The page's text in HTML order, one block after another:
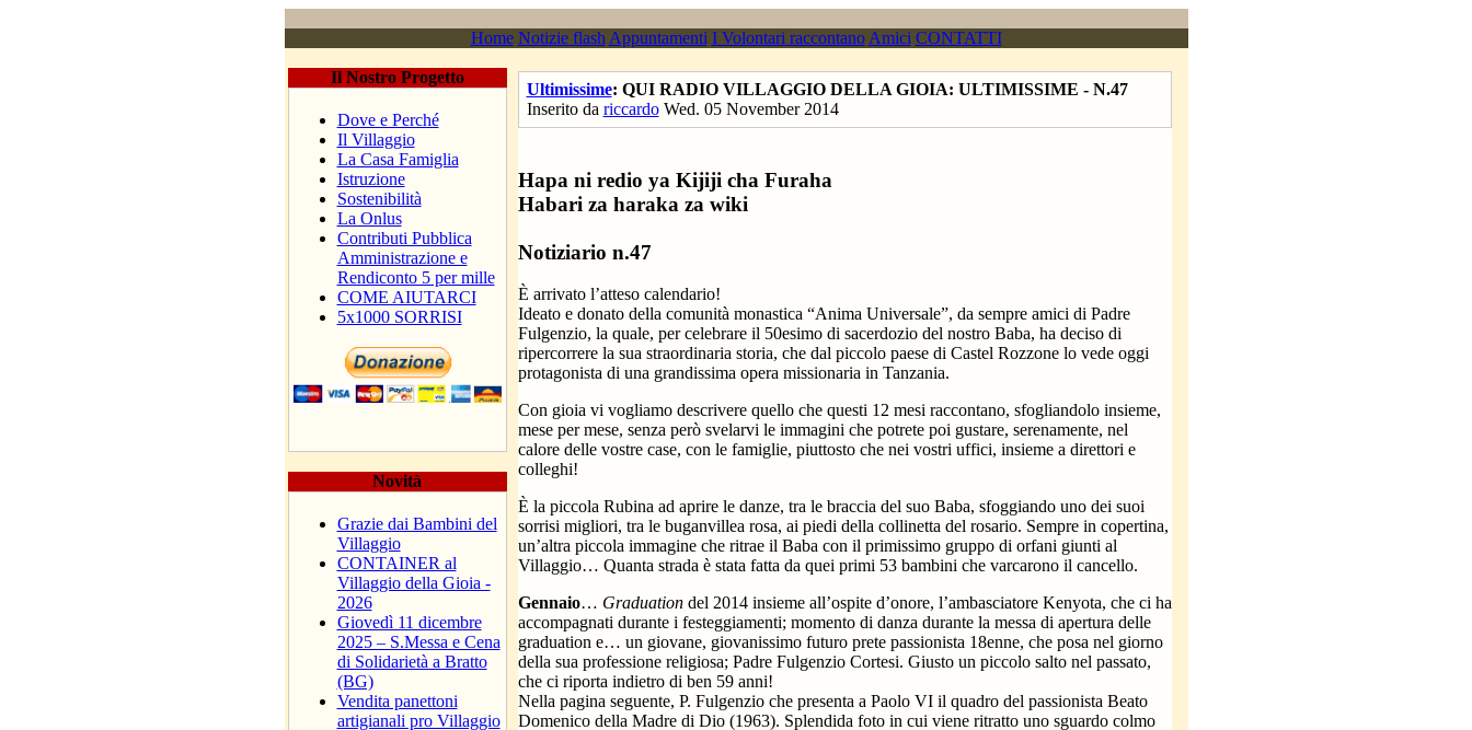
Home Notizie flash Appuntamenti I Volontari raccontano Amici CONTATTI
Il Nostro Progetto
Dove e Perché
Il Villaggio
La Casa Famiglia
Istruzione
Sostenibilità
La Onlus
Contributi Pubblica
Amministrazione e
Rendiconto 5 per mille
COME AIUTARCI
5x1000 SORRISI
Novità
Grazie dai Bambini del
Villaggio
CONTAINER al
Villaggio della Gioia -
2026
Giovedì 11 dicembre
2025 – S.Messa e Cena
di Solidarietà a Bratto
(BG)
Vendita panettoni
artigianali pro Villaggio
Ultimissime: QUI RADIO VILLAGGIO DELLA GIOIA: ULTIMISSIME - N.47
Inserito da riccardoWed. 05 November 2014
Hapa ni redio ya Kijiji cha Furaha
Habari za haraka za wiki
Notiziario n.47
È arrivato l’atteso calendario!
Ideato e donato della comunità monastica “Anima Universale”, da sempre amici di Padre
Fulgenzio, la quale, per celebrare il 50esimo di sacerdozio del nostro Baba, ha deciso di
ripercorrere la sua straordinaria storia, che dal piccolo paese di Castel Rozzone lo vede oggi
protagonista di una grandissima opera missionaria in Tanzania.
Con gioia vi vogliamo descrivere quello che questi 12 mesi raccontano, sfogliandolo insieme,
mese per mese, senza però svelarvi le immagini che potrete poi gustare, serenamente, nel
calore delle vostre case, con le famiglie, piuttosto che nei vostri uffici, insieme a direttori e
colleghi!
È la piccola Rubina ad aprire le danze, tra le braccia del suo Baba, sfoggiando uno dei suoi
sorrisi migliori, tra le buganvillea rosa, ai piedi della collinetta del rosario. Sempre in copertina,
un’altra piccola immagine che ritrae il Baba con il primissimo gruppo di orfani giunti al
Villaggio… Quanta strada è stata fatta da quei primi 53 bambini che varcarono il cancello.
Gennaio… Graduationdel 2014 insieme all’ospite d’onore, l’ambasciatore Kenyota, che ci ha
accompagnati durante i festeggiamenti; momento di danza durante la messa di apertura delle
graduation e… un giovane, giovanissimo futuro prete passionista 18enne, che posa nel giorno
della sua professione religiosa; Padre Fulgenzio Cortesi. Giusto un piccolo salto nel passato,
che ci riporta indietro di ben 59 anni!
Nella pagina seguente, P. Fulgenzio che presenta a Paolo VI il quadro del passionista Beato
Domenico della Madre di Dio (1963). Splendida foto in cui viene ritratto uno sguardo colmo